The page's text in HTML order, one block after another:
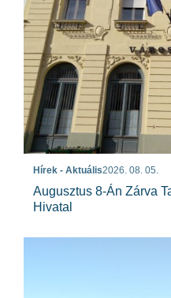
Hírek - Aktuális2026. 08. 05.
Augusztus 8-Án Zárva
Hivatal